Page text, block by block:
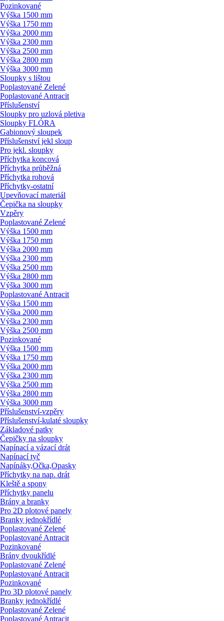
Pozinkované
Výška 1500 mm
Výška 1750 mm
Výška 2000 mm
Výška 2300 mm
Výška 2500 mm
Výška 2800 mm
Výška 3000 mm
Sloupky s lištou
Poplastované Zelené
Poplastované Antracit
Příslušenství
Sloupky pro uzlová pletiva
Sloupky FLÓRA
Gabionový sloupek
Příslušenství jekl sloup
Pro jekl. sloupky
Příchytka koncová
Příchytka průběžná
Příchytka rohová
Příchytky-ostatní
Upevňovací materiál
Čepička na sloupky
Vzpěry
Poplastované Zelené
Výška 1500 mm
Výška 1750 mm
Výška 2000 mm
Výška 2300 mm
Výška 2500 mm
Výška 2800 mm
Výška 3000 mm
Poplastované Antracit
Výška 1500 mm
Výška 2000 mm
Výška 2300 mm
Výška 2500 mm
Pozinkované
Výška 1500 mm
Výška 1750 mm
Výška 2000 mm
Výška 2300 mm
Výška 2500 mm
Výška 2800 mm
Výška 3000 mm
Příslušenství-vzpěry
Příslušenství-kulaté sloupky
Základové patky
Čepičky na sloupky
Napínací a vázací drát
Napínací tyč
Napínáky,Očka,Opasky
Příchytky na nap. drát
Kleště a spony
Příchytky panelu
Brány a branky
Pro 2D plotové panely
Branky jednokřídlé
Poplastované Zelené
Poplastované Antracit
Pozinkované
Brány dvoukřídlé
Poplastované Zelené
Poplastované Antracit
Pozinkované
Pro 3D plotové panely
Branky jednokřídlé
Poplastované Zelené
Poplastované Antracit